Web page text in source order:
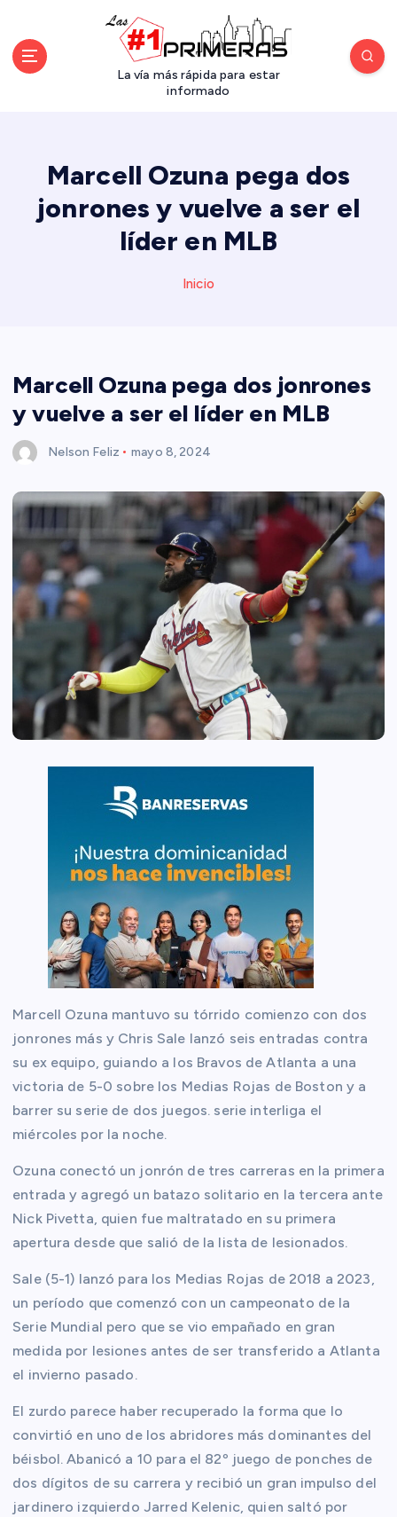
La vía más rápida para estar
informado
Marcell Ozuna pega dos
jonrones y vuelve a ser el
líder en MLB
Inicio
Marcell Ozuna pega dos jonrones
y vuelve a ser el líder en MLB
Nelson Feliz mayo 8, 2024
Marcell Ozuna mantuvo su tórrido comienzo con dos
jonrones más y Chris Sale lanzó seis entradas contra
su ex equipo, guiando a los Bravos de Atlanta a una
victoria de 5-0 sobre los Medias Rojas de Boston y a
barrer su serie de dos juegos. serie interliga el
miércoles por la noche.
Ozuna conectó un jonrón de tres carreras en la primera
entrada y agregó un batazo solitario en la tercera ante
Nick Pivetta, quien fue maltratado en su primera
apertura desde que salió de la lista de lesionados.
Sale (5-1) lanzó para los Medias Rojas de 2018 a 2023,
un período que comenzó con un campeonato de la
Serie Mundial pero que se vio empañado en gran
medida por lesiones antes de ser transferido a Atlanta
el invierno pasado.
El zurdo parece haber recuperado la forma que lo
convirtió en uno de los abridores más dominantes del
béisbol. Abanicó a 10 para el 82º juego de ponches de
dos dígitos de su carrera y recibió un gran impulso del
jardinero izquierdo Jarred Kelenic, quien saltó por